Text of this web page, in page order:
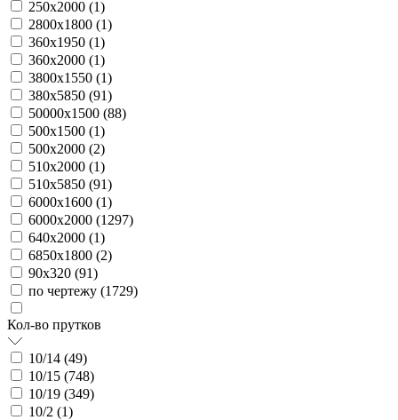
250х2000 (1)
2800х1800 (1)
360х1950 (1)
360х2000 (1)
3800х1550 (1)
380х5850 (91)
50000х1500 (88)
500х1500 (1)
500х2000 (2)
510х2000 (1)
510х5850 (91)
6000х1600 (1)
6000х2000 (1297)
640х2000 (1)
6850х1800 (2)
90х320 (91)
по чертежу (1729)
Кол-во прутков
10/14 (49)
10/15 (748)
10/19 (349)
10/2 (1)